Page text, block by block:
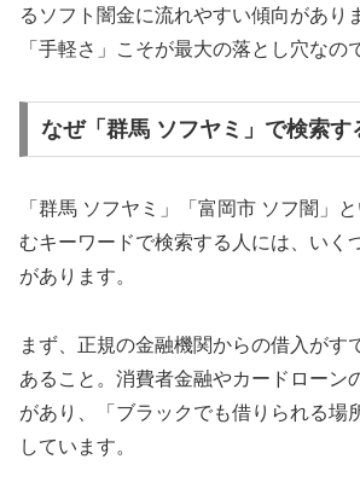
るソフト闇金に流れやすい傾向があり
「手軽さ」こそが最大の落とし穴なの
なぜ「群馬 ソフヤミ」で検索す
「群馬 ソフヤミ」「富岡市 ソフ闇」
むキーワードで検索する人には、いく
があります。
まず、正規の金融機関からの借入がす
あること。消費者金融やカードローン
があり、「ブラックでも借りられる場
しています。